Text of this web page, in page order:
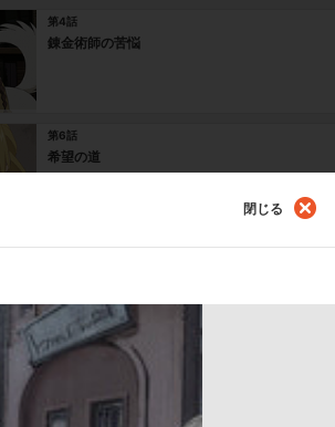
第4話
錬金術師の苦悩
第6話
希望の道
第8話
閉じる